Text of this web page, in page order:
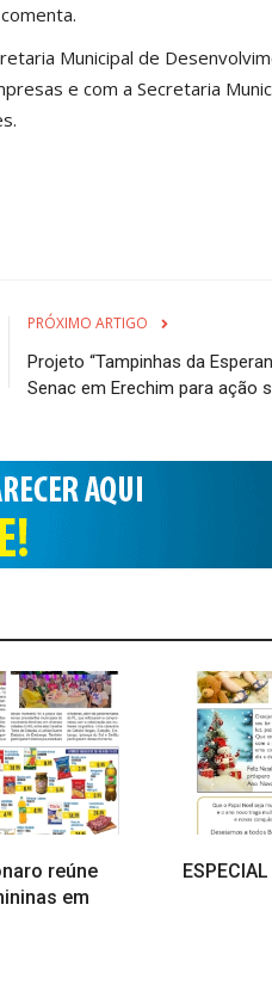
Municipal de
e com a Secretaria
PRÓXIMO ARTIGO
Projeto “Tampinhas da
Senac em Erechim para ação
reúne
em